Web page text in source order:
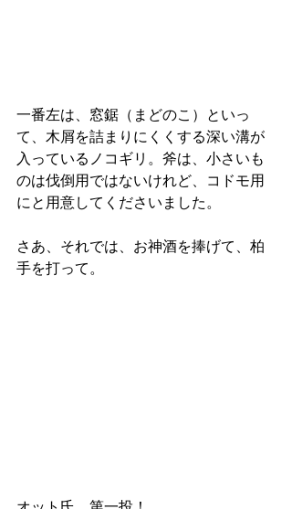
一番左は、窓鋸（まどのこ）といっ
て、木屑を詰まりにくくする深い溝が
入っているノコギリ。斧は、小さいも
のは伐倒用ではないけれど、コドモ用
にと用意してくださいました。
さあ、それでは、お神酒を捧げて、柏
手を打って。